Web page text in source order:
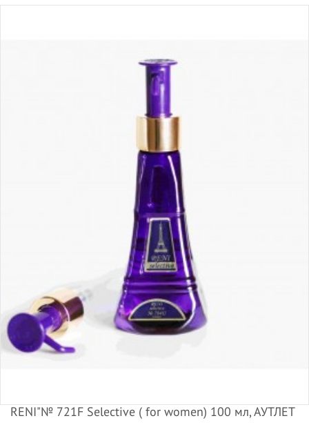
RENI"№ 721F Selective ( for women) 100 мл, АУТЛЕТ